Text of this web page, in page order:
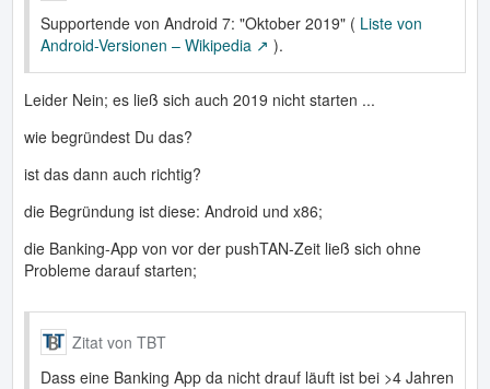
Supportende von Android 7: "Oktober 2019" ( Liste von
Android-Versionen – Wikipedia
).
Leider Nein; es ließ sich auch 2019 nicht starten ...
wie begründest Du das?
ist das dann auch richtig?
die Begründung ist diese: Android und x86;
die Banking-App von vor der pushTAN-Zeit ließ sich ohne
Probleme darauf starten;
Zitat von TBT
Dass eine Banking App da nicht drauf läuft ist bei >4 Jahren